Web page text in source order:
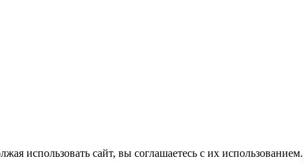
использовать сайт, вы соглашаетесь с их использованием.